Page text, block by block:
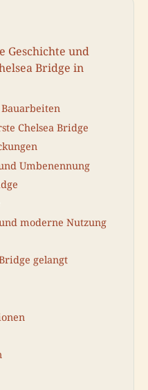
Geschichte und
Bridge in
Chelsea Bridge
Umbenennung
moderne Nutzung
gelangt